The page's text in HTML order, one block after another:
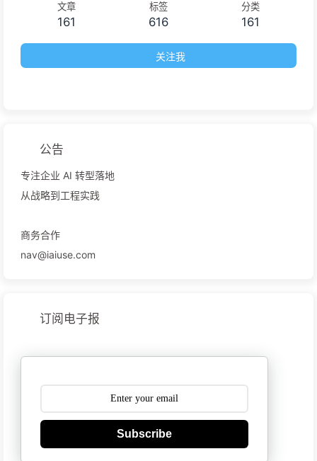
文章
161
标签
616
分类
161
关注我
公告
专注企业 AI 转型落地
从战略到工程实践
商务合作
nav@iaiuse.com
订阅电子报
Subscribe